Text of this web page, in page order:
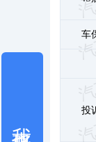
车
投